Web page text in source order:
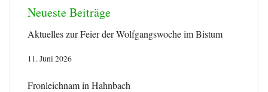
Neueste Beiträge
Aktuelles zur Feier der Wolfgangswoche im Bistum
11. Juni 2026
Fronleichnam in Hahnbach